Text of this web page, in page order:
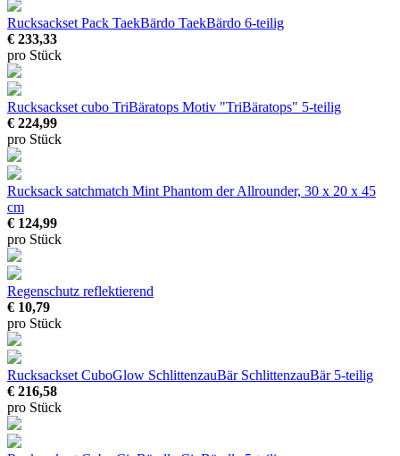
Rucksackset Pack TaekBärdo TaekBärdo 6-teilig
€ 233,33
pro Stück
Rucksackset cubo TriBäratops Motiv "TriBäratops" 5-teilig
€ 224,99
pro Stück
Rucksack satchmatch Mint Phantom der Allrounder, 30 x 20 x 45
cm
€ 124,99
pro Stück
Regenschutz reflektierend
€ 10,79
pro Stück
Rucksackset CuboGlow SchlittenzauBär SchlittenzauBär 5-teilig
€ 216,58
pro Stück